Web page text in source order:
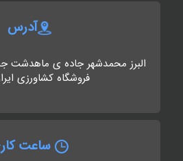
آدرس
البرز محمدشهر جاده ی ماهدشت
فروشگاه کشاورزی
ساعت